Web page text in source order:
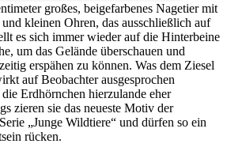
großes, beigefarbenes Nagetier mit
kleinen Ohren, das ausschließlich auf
es sich immer wieder auf die Hinterbeine
um das Gelände überschauen und
erspähen zu können. Was dem Ziesel
auf Beobachter ausgesprochen
Erdhörnchen hierzulande eher
zieren sie das neueste Motiv der
„Junge Wildtiere“ und dürfen so ein
rücken.